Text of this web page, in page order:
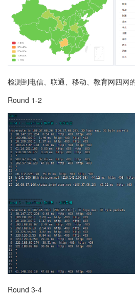
检测到电信、联通、移动、教育网四网
Round 1-2
Round 3-4